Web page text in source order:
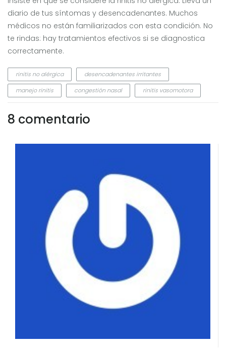
diario de tus síntomas y desencadenantes. Muchos
médicos no están familiarizados con esta condición. No
te rindas: hay tratamientos efectivos si se diagnostica
correctamente.
rinitis no alérgica
desencadenantes irritantes
manejo rinitis
congestión nasal rinitis vasomotora
8 comentario